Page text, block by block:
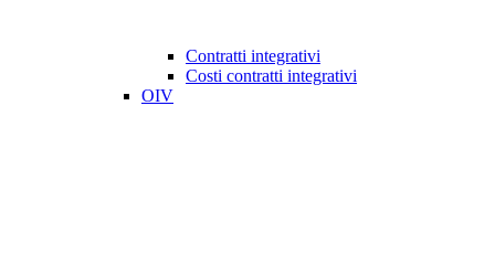
Contratti integrativi
Costi contratti integrativi
OIV